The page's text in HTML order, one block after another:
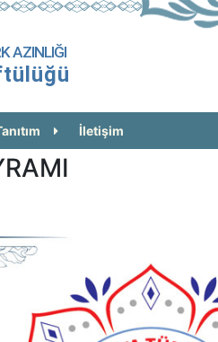
AZINLIĞI
İletişim